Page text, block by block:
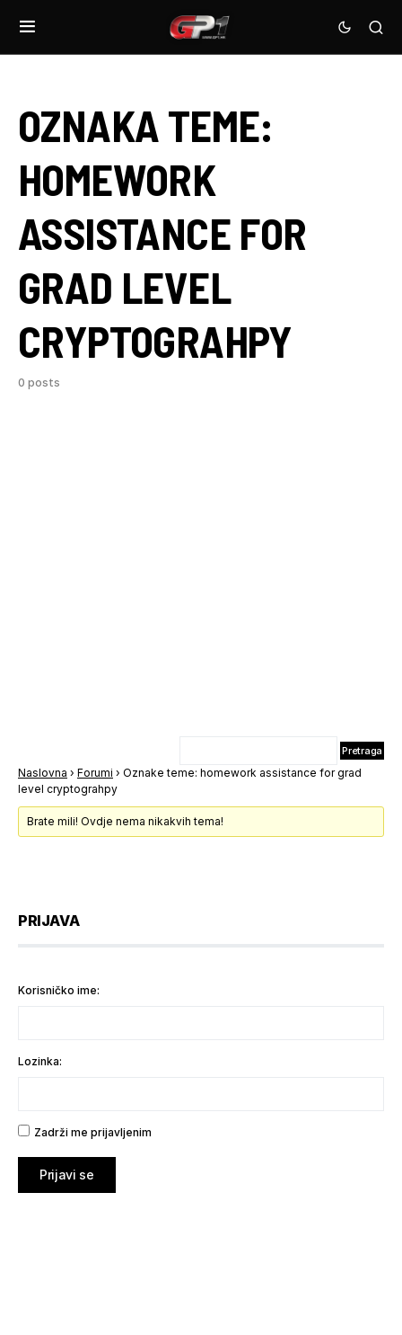
OZNAKA TEME:
HOMEWORK
ASSISTANCE FOR
GRAD LEVEL
CRYPTOGRAHPY
0 posts
Naslovna › Forumi › Oznake teme: homework assistance for grad
level cryptograhpy
Brate mili! Ovdje nema nikakvih tema!
PRIJAVA
Korisničko ime:
Lozinka:
Zadrži me prijavljenim
Prijavi se